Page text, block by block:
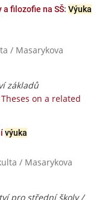
filozofie na SŠ: Výuka
/ Masarykova
základů
Theses on a related
výuka
/ Masarykova
pro střední školy /